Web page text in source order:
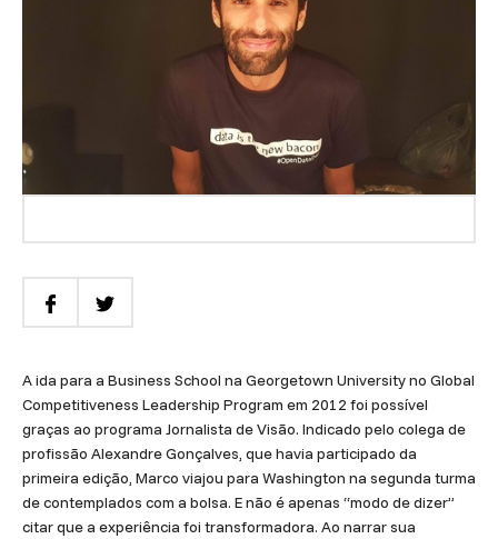
A ida para a Business School na Georgetown University no Global
Competitiveness Leadership Program em 2012 foi possível
graças ao programa Jornalista de Visão. Indicado pelo colega de
profissão Alexandre Gonçalves, que havia participado da
primeira edição, Marco viajou para Washington na segunda turma
de contemplados com a bolsa. E não é apenas “modo de dizer”
citar que a experiência foi transformadora. Ao narrar sua